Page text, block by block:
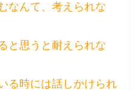
なんて、考えられな
と思うと耐えられな
る時には話しかけられ